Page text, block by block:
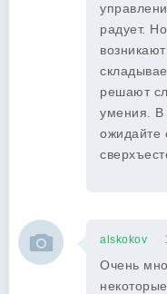
радует.
решают
умения. В
ожидайте
alskokov
Очень